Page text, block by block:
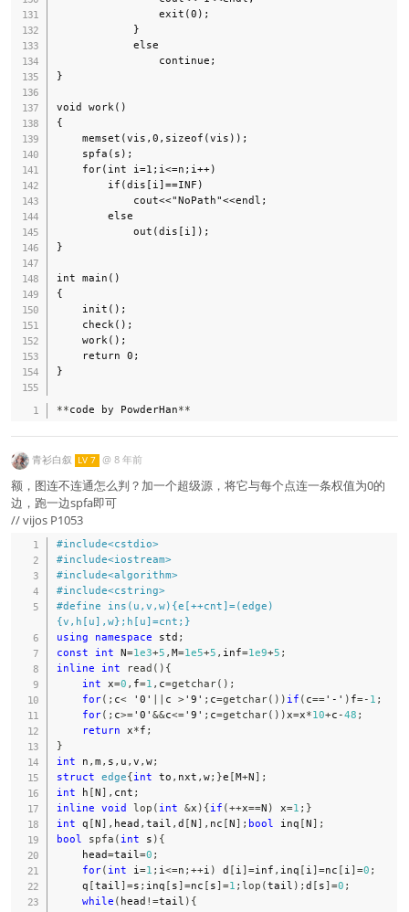
}
void work()
{
}
int main()
{
}
**code by PowderHan**
青衫白叙 LV 7 @ 8 年前
额，图连不连通怎么判？加一个超级源，将它与每个点连一条权值为0的
边，跑一边spfa即可
// vijos P1053
#include<cstdio>
#include<iostream>
#include<algorithm>
#include<cstring>
#define ins ( u , v , w) {e [++cnt]=(edge )
{v , h [ u] , w} ; h [ u]=cnt ; }
using
namespace std ;
const
int N=1e3+5 , M=1e5+5 , inf=1e9+5 ;
inline
int read ( ) {
int x=0 , f=1 , c=getchar( ) ;
for( ; c< '0' || c >'9' ; c=getchar( ) ) if ( c=='-' ) f=- 1 ;
for( ; c>='0' &&c<='9' ; c=getchar( ) ) x=x*10+c -48 ;
return x*f ;
}
int n , m , s , u , v , w;
struct edge{int to , nxt , w; }e [M+N] ;
int h [N] , cnt ;
inline void lop ( int &x ) {if (++x==N ) x=1 ; }
int q [N] , head , tail , d [N] , nc [N] ; bool inq [N] ;
bool
spfa ( int s ) {
    head
=tail =0 ;
for( int i =1 ; i <=n ; ++i ) d [ i ]=inf , inq [ i ]=nc [ i ]=0 ;
    q
[tail ]=s ; inq [ s]=nc [ s]=1 ; lop (tail ) ; d [ s]=0 ;
while ( head !=tail ) {